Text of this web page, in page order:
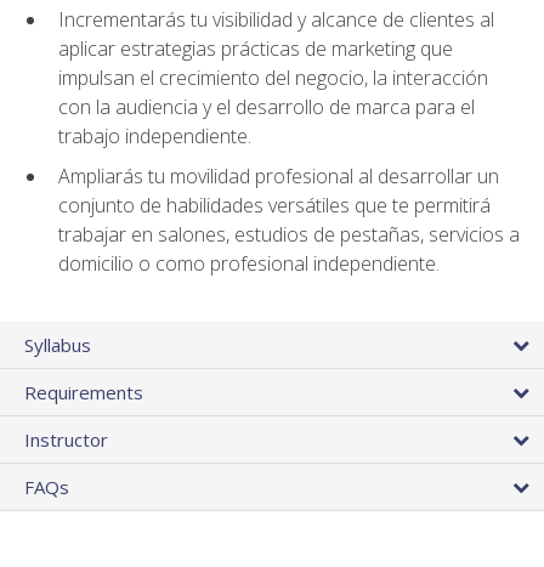
Incrementarás tu visibilidad y alcance de clientes al
aplicar estrategias prácticas de marketing que
impulsan el crecimiento del negocio, la interacción
con la audiencia y el desarrollo de marca para el
trabajo independiente.
Ampliarás tu movilidad profesional al desarrollar un
conjunto de habilidades versátiles que te permitirá
trabajar en salones, estudios de pestañas, servicios a
domicilio o como profesional independiente.
Syllabus
Requirements
Instructor
FAQs